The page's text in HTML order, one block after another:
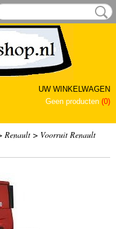
UW WINKELWAGEN
Geen producten (0)
Renault > Voorruit Renault